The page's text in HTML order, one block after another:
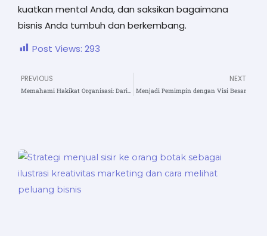
kuatkan mental Anda, dan saksikan bagaimana
bisnis Anda tumbuh dan berkembang.
Post Views: 293
Prev
PREVIOUS
Memahami Hakikat Organisasi: Dari Loyalitas Buta hingga Lahirnya Negara
NEXT
Menjadi Pemimpin dengan Visi Besar